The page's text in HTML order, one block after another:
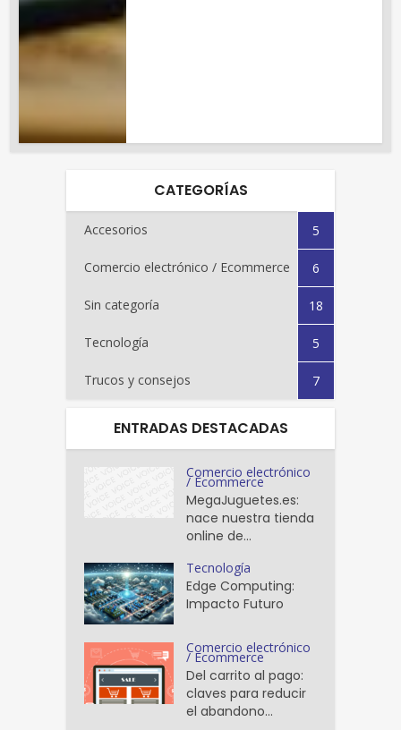
CATEGORÍAS
Accesorios 5
Comercio electrónico / Ecommerce 6
Sin categoría 18
Tecnología 5
Trucos y consejos 7
ENTRADAS DESTACADAS
Comercio electrónico
/ Ecommerce
MegaJuguetes.es:
nace nuestra tienda
online de...
Tecnología
Edge Computing:
Impacto Futuro
Comercio electrónico
/ Ecommerce
Del carrito al pago:
claves para reducir
el abandono...